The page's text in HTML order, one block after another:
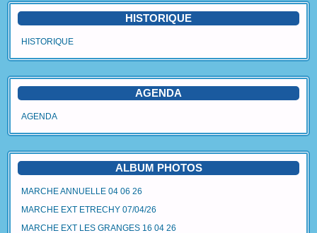
HISTORIQUE
HISTORIQUE
AGENDA
AGENDA
ALBUM PHOTOS
MARCHE ANNUELLE 04 06 26
MARCHE EXT ETRECHY 07/04/26
MARCHE EXT LES GRANGES 16 04 26